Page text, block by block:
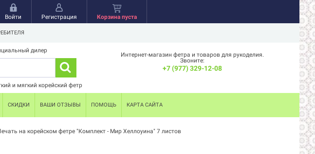
Войти Регистрация Корзина пуста
дилер
и мягкий корейский фетр
Интернет-магазин фетра и товаров для рукоделия.
Звоните:
+7 (977) 329-12-08
СКИДКИ ВАШИ ОТЗЫВЫ ПОМОЩЬ КАРТА САЙТА
на корейском фетре "Комплект - Мир Хеллоуина" 7 листов